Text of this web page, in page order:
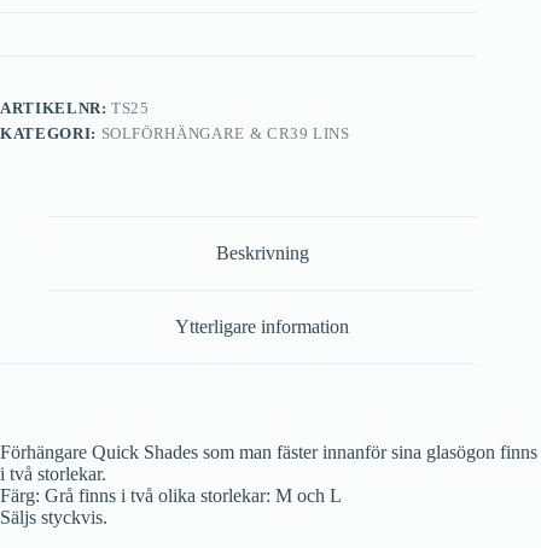
ARTIKELNR:TS25
KATEGORI: SOLFÖRHÄNGARE & CR39 LINS
Beskrivning
Ytterligare information
Förhängare Quick Shades som man fäster innanför sina glasögon finns
i två storlekar.
Färg: Grå finns i två olika storlekar: M och L
Säljs styckvis.